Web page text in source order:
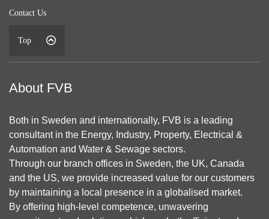
Contact Us
Top
About FVB
Both in Sweden and internationally, FVB is a leading
consultant in the Energy, Industry, Property, Electrical &
Automation and Water & Sewage sectors.
Through our branch offices in Sweden, the UK, Canada
and the US, we provide increased value for our customers
by maintaining a local presence in a globalised market.
By offering high-level competence, unwavering